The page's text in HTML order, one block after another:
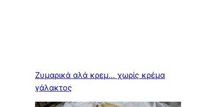
Ζυμαρικά αλά κρεμ… χωρίς κρέμα
γάλακτος